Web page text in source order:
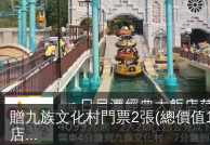
最新消息
最新留言
贈九族文化村門票2張(總價
店...